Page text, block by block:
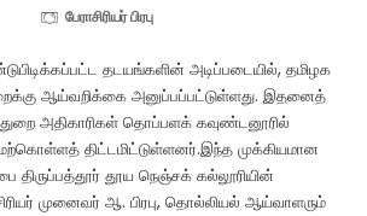
பேராசிரியர் பிரபு
தடயங்களின் அடிப்படையில், தமிழக
ஆய்வறிக்கை அனுப்பப்பட்டுள்ளது. இதனைத்
அதிகாரிகள் தொப்பளக் கவுண்டனூரில்
திட்டமிட்டுள்ளனர்.இந்த முக்கியமான
திருப்பத்தூர் தூய நெஞ்சக் கல்லூரியின்
முனைவர் ஆ. பிரபு, தொல்லியல் ஆய்வாளரும்